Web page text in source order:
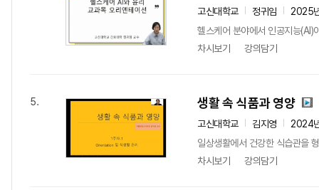
고신대학교 정귀임
2025
헬스케어 분야에서 인공지능(AI)
차시보기
강의담기
5. 생활 속 식품과 영양
고신대학교 김지영
2024
일상생활에서 건강한 식습관을
차시보기
강의담기